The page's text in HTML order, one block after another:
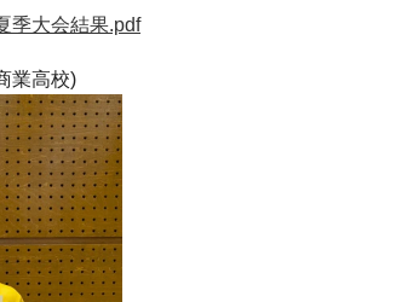
季大会結果.pdf
業高校)